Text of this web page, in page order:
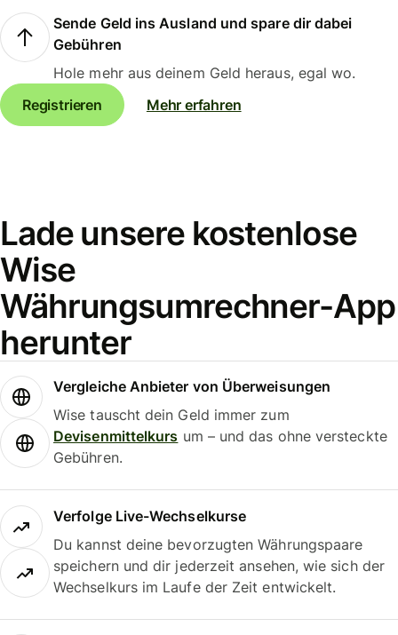
Sende Geld ins Ausland und spare dir dabei
Gebühren
Hole mehr aus deinem Geld heraus, egal wo.
Registrieren
Mehr erfahren
Lade unsere kostenlose
Wise
Währungsumrechner-App
herunter
Vergleiche Anbieter von Überweisungen
Wise tauscht dein Geld immer zum
Devisenmittelkurs um – und das ohne versteckte
Gebühren.
Verfolge Live-Wechselkurse
Du kannst deine bevorzugten Währungspaare
speichern und dir jederzeit ansehen, wie sich der
Wechselkurs im Laufe der Zeit entwickelt.